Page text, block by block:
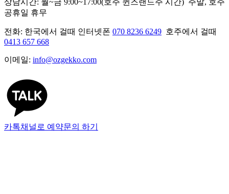
상담시간: 월~금 9:00~17:00(호주 퀸즈랜드주 시간) 주말, 호주
공휴일 휴무
전화: 한국에서 걸때 인터넷폰 070 8236 6249 호주에서 걸때
0413 657 668
이메일: info@ozgekko.com
카톡채널로 예약문의 하기